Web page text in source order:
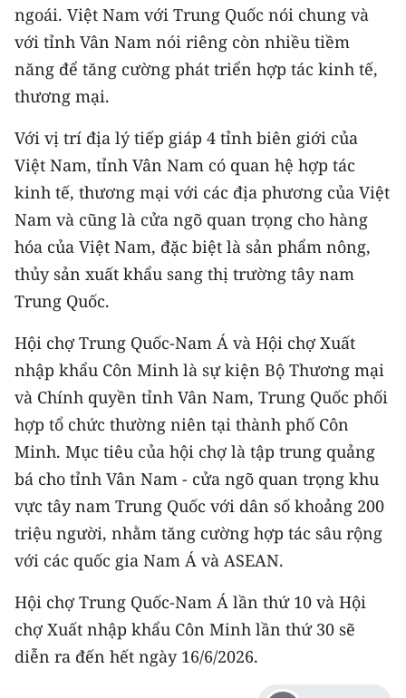
CHUYÊN ĐỀ
CÁC CHUYÊN TRANG
VỀ BÁO NHÂN DÂN
THỜI NAY
NHÂN DÂN CUỐI TUẦN
NHÂN DÂN HẰNG THÁNG
MUA BÁO
ĐỌC BÁO IN
ENGLISH
中文
FRANÇAIS
РУССКИЙ
ESPAÑOL
한국어
ngoái. Việt Nam với Trung Quốc nói chung và
với tỉnh Vân Nam nói riêng còn nhiều tiềm
năng để tăng cường phát triển hợp tác kinh tế,
thương mại.
Với vị trí địa lý tiếp giáp 4 tỉnh biên giới của
Việt Nam, tỉnh Vân Nam có quan hệ hợp tác
kinh tế, thương mại với các địa phương của Việt
Nam và cũng là cửa ngõ quan trọng cho hàng
hóa của Việt Nam, đặc biệt là sản phẩm nông,
thủy sản xuất khẩu sang thị trường tây nam
Trung Quốc.
Hội chợ Trung Quốc-Nam Á và Hội chợ Xuất
nhập khẩu Côn Minh là sự kiện Bộ Thương mại
và Chính quyền tỉnh Vân Nam, Trung Quốc phối
hợp tổ chức thường niên tại thành phố Côn
Minh. Mục tiêu của hội chợ là tập trung quảng
bá cho tỉnh Vân Nam - cửa ngõ quan trọng khu
vực tây nam Trung Quốc với dân số khoảng 200
triệu người, nhằm tăng cường hợp tác sâu rộng
với các quốc gia Nam Á và ASEAN.
Hội chợ Trung Quốc-Nam Á lần thứ 10 và Hội
chợ Xuất nhập khẩu Côn Minh lần thứ 30 sẽ
diễn ra đến hết ngày 16/6/2026.